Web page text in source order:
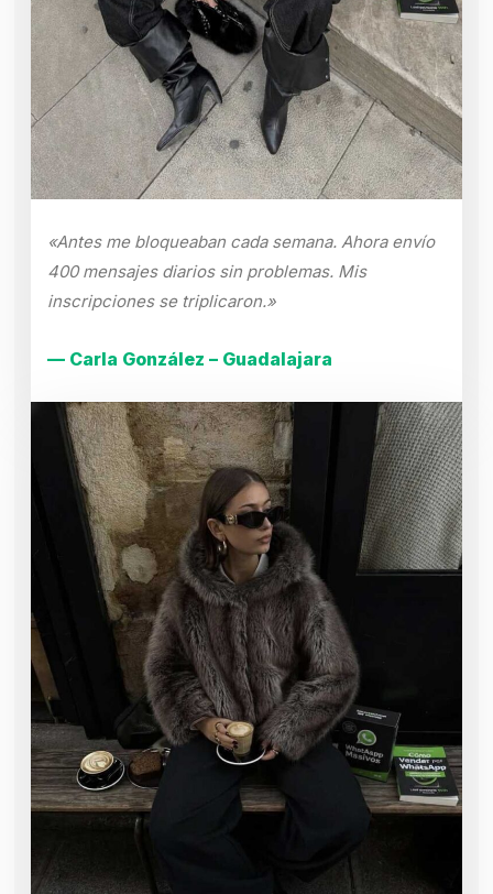
«Antes me bloqueaban cada semana. Ahora envío
400 mensajes diarios sin problemas. Mis
inscripciones se triplicaron.»
— Carla González – Guadalajara